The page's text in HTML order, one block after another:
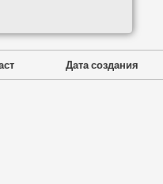
Дата создания